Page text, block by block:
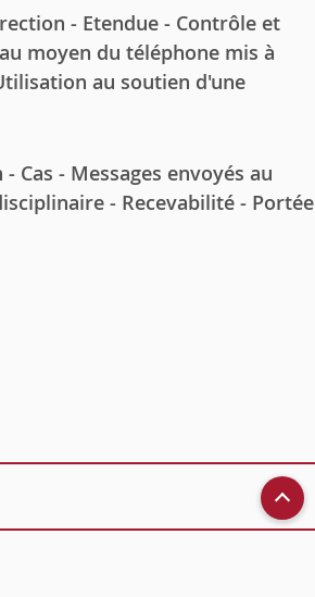
- Etendue - Contrôle et
moyen du téléphone mis à
au soutien d'une
Cas - Messages envoyés au
- Recevabilité - Portée